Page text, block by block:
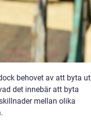
behovet av att byta ut
det innebär att byta
mellan olika